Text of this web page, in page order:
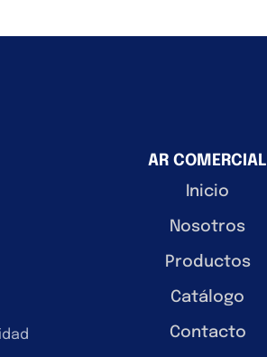
AR COMERCIAL
Inicio
Nosotros
Productos
Catálogo
Contacto